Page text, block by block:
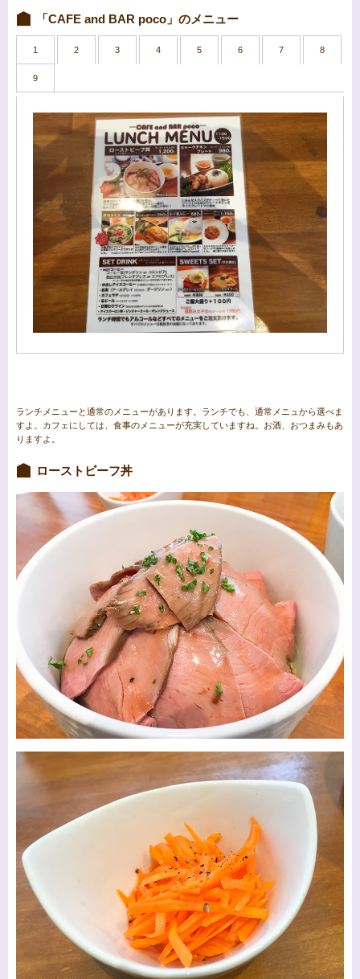
「CAFE and BAR poco」のメニュー
1 2 3 4 5 6 7 8
9
ランチメニューと通常のメニューがあります。ランチでも、通常メニュから選べま
すよ。カフェにしては、食事のメニューが充実していますね。お酒、おつまみもあ
りますよ。
ローストビーフ丼